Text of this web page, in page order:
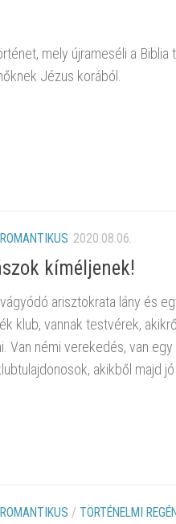
mely újrameséli a Biblia
Jézus korából.
ROMANTIKUS 2020.08.06.
​kíméljenek!
arisztokrata lány és
klub, vannak testvérek,
Van némi verekedés, van
akikből majd
ROMANTIKUS / TÖRTÉNELMI